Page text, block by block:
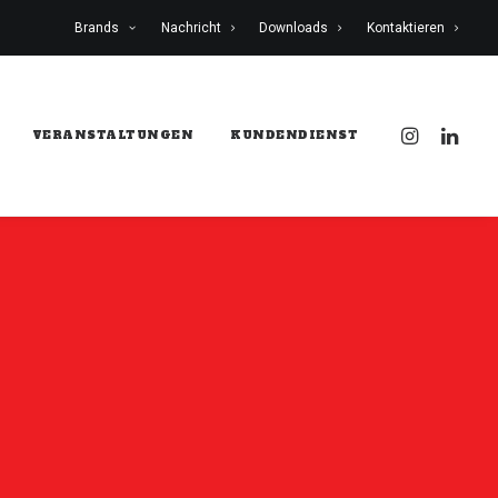
Brands Nachricht Downloads Kontaktieren
VERANSTALTUNGEN KUNDENDIENST